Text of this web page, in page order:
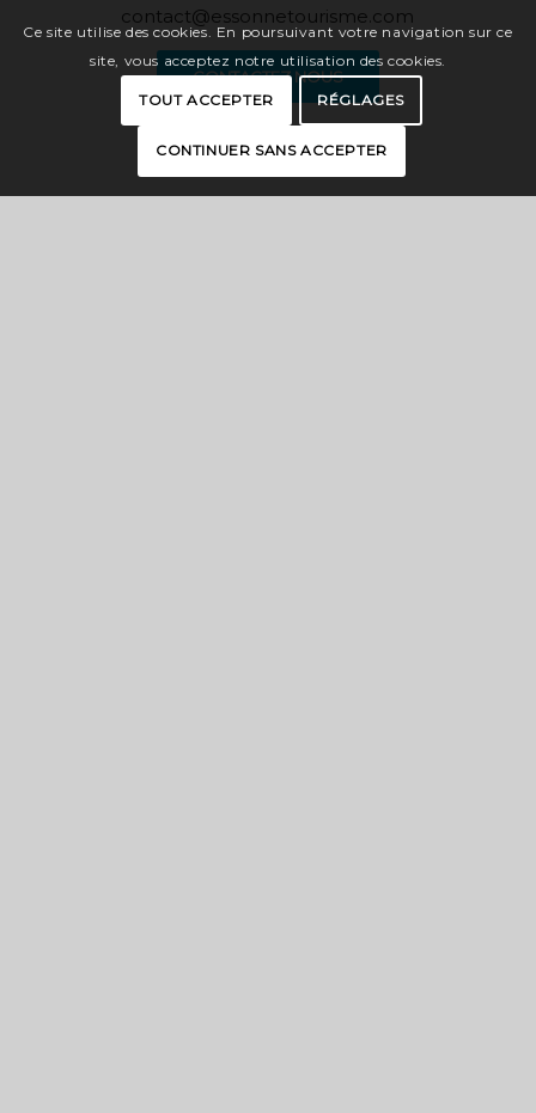
contact@essonnetourisme.com
CONTACTEZ NOUS
Ce site utilise des cookies. En poursuivant votre navigation sur ce
site, vous acceptez notre utilisation des cookies.
TOUT ACCEPTER RÉGLAGES
CONTINUER SANS ACCEPTER